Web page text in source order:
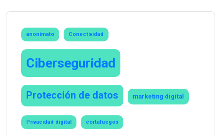
anonimato Conectividad
Ciberseguridad
Protección de datos marketing digital
Privacidad digital cortafuegos